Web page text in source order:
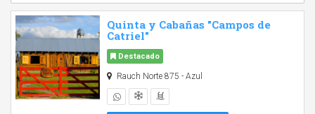
Quinta y Cabañas "Campos de
Catriel"
Destacado
Rauch Norte 875 - Azul